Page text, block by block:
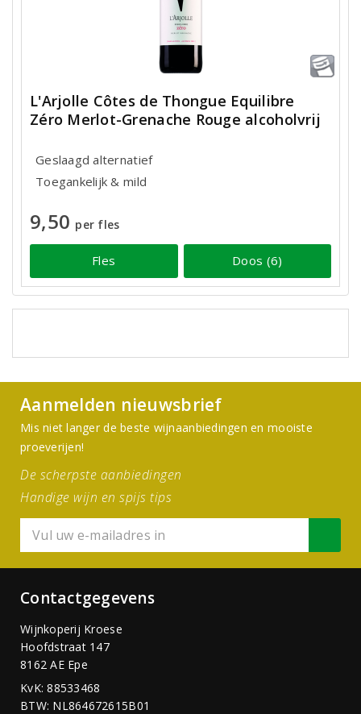
L'Arjolle Côtes de Thongue Equilibre
Zéro Merlot-Grenache Rouge alcoholvrij
Geslaagd alternatief
Toegankelijk & mild
9,50 per fles
Fles Doos (6)
Aanmelden nieuwsbrief
Mis niet langer de beste wijnaanbiedingen en mooiste
proeverijen!
De scherpste aanbiedingen
Handige wijn en spijs tips
Contactgegevens
Wijnkoperij Kroese
Hoofdstraat 147
8162 AE Epe
KvK: 88533468
BTW: NL864672615B01